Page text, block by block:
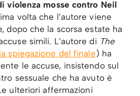
violenza mosse contro Neil
volta che l’autore viene
dopo che la scorsa estate ha
simili. L’autore di The
spiegazione del finale) ha
le accuse, insistendo sul
sessuale che ha avuto è
ulteriori affermazioni